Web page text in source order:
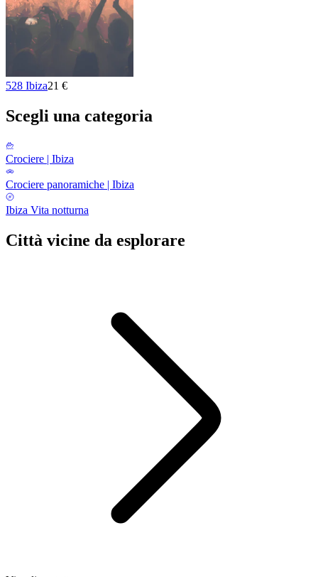
528 Ibiza21 €
Scegli una categoria
Crociere | Ibiza
Crociere panoramiche | Ibiza
Ibiza Vita notturna
Città vicine da esplorare